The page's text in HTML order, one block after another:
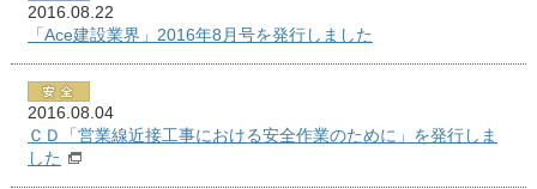
2016.08.22
「Ace建設業界」2016年8月号を発行しました
2016.08.04
ＣＤ「営業線近接工事における安全作業のために」を発行しま
した